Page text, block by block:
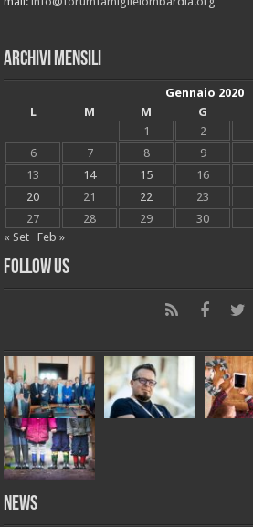
Archivi mensili
Gennaio 2020
L
M M G
1
2
6
7 8 9
13
14 15 16
20
21 22 23
27
28 29 30
« Set
Feb »
Follow Us
News